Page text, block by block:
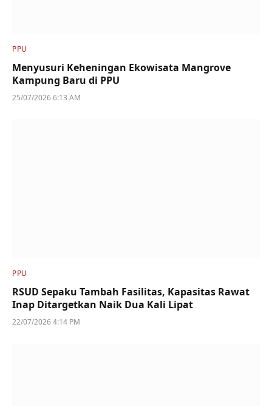
PPU
Menyusuri Keheningan Ekowisata Mangrove
Kampung Baru di PPU
25/07/2026 6:13 AM
PPU
RSUD Sepaku Tambah Fasilitas, Kapasitas Rawat
Inap Ditargetkan Naik Dua Kali Lipat
22/07/2026 4:14 PM